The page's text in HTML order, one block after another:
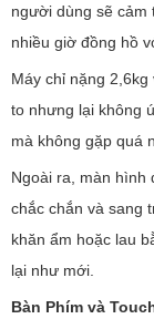
người dùng sẽ cảm
nhiều giờ đồng hồ
Máy chỉ nặng
to nhưng lại không
mà không gặp quá
Ngoài ra, màn hình
chắc chắn và sang
khăn ẩm hoặc lau
lại như mới.
Bàn Phím và